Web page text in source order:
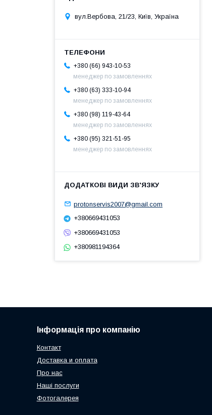
вул.Вербова, 21/23, Київ, Україна
+380 (66) 943-10-53
менеджер по замовленнях
+380 (63) 333-10-94
менеджер по замовленнях
+380 (98) 119-43-64
менеджер по замовленнях
+380 (95) 321-51-95
менеджер по замовленнях
protonservis2007@gmail.com
+380669431053
+380669431053
+380981194364
Інформація про компанію
Контакт
Доставка и оплата
Про нас
Наші послуги
Фотогалерея